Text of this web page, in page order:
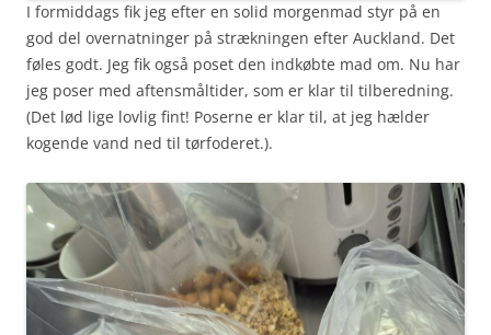
I formiddags fik jeg efter en solid morgenmad styr på en
god del overnatninger på strækningen efter Auckland. Det
føles godt. Jeg fik også poset den indkøbte mad om. Nu har
jeg poser med aftensmåltider, som er klar til tilberedning.
(Det lød lige lovlig fint! Poserne er klar til, at jeg hælder
kogende vand ned til tørfoderet.).